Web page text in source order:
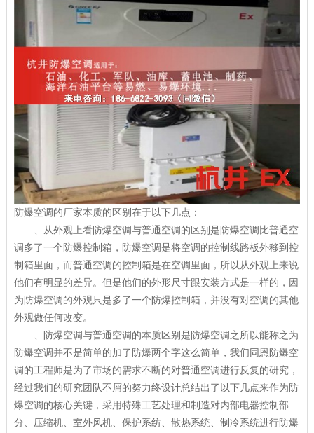
防爆空调的厂家本质的区别在于以下几点：
、从外观上看防爆空调与普通空调的区别是防爆空调比普通空
调多了一个防爆控制箱，防爆空调是将空调的控制线路板外移到控
制箱里面，而普通空调的控制箱是在空调里面，所以从外观上来说
他们有明显的差异。但是他们的外形尺寸跟安装方式是一样的，因
为防爆空调的外观只是多了一个防爆控制箱，并没有对空调的其他
外观做任何改变。
、防爆空调与普通空调的本质区别是防爆空调之所以能称之为
防爆空调并不是简单的加了防爆两个字这么简单，我们同恩防爆空
调的工程师是为了市场的需求不断的对普通空调进行反复的研究，
经过我们的研究团队不屑的努力终设计总结出了以下几点来作为防
爆空调的核心关键，采用特殊工艺处理和制造对内部电器控制部
分、压缩机、室外风机、保护系纺、散热系统、制冷系统进行防爆